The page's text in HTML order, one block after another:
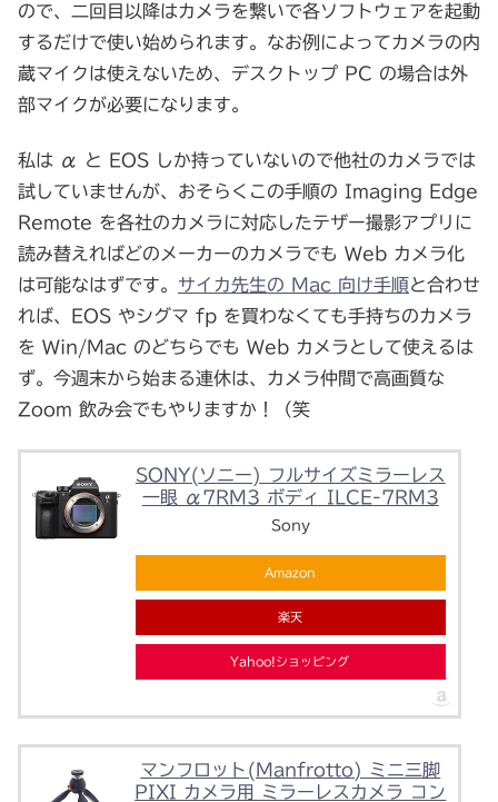
ので、二回目以降はカメラを繋いで各ソフトウェアを起動
するだけで使い始められます。なお例によってカメラの内
蔵マイクは使えないため、デスクトップ PC の場合は外
部マイクが必要になります。
私は α と EOS しか持っていないので他社のカメラでは
試していませんが、おそらくこの手順の Imaging Edge
Remote を各社のカメラに対応したテザー撮影アプリに
読み替えればどのメーカーのカメラでも Web カメラ化
は可能なはずです。 サイカ先生の Mac 向け手順と合わせ
れば、EOS やシグマ fp を買わなくても手持ちのカメラ
を Win/Mac のどちらでも Web カメラとして使えるは
ず。今週末から始まる連休は、カメラ仲間で高画質な
Zoom 飲み会でもやりますか！（笑
SONY(ソニー) フルサイズミラーレス
一眼 α7RM3 ボディ ILCE-7RM3
Sony
Amazon
楽天
Yahoo!ショッピング
マンフロット(Manfrotto) ミニ三脚
PIXI カメラ用 ミラーレスカメラ コン